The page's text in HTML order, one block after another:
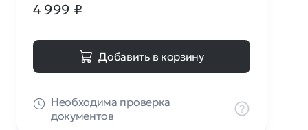
4 999 ₽
Добавить в корзину
Необходима проверка
документов